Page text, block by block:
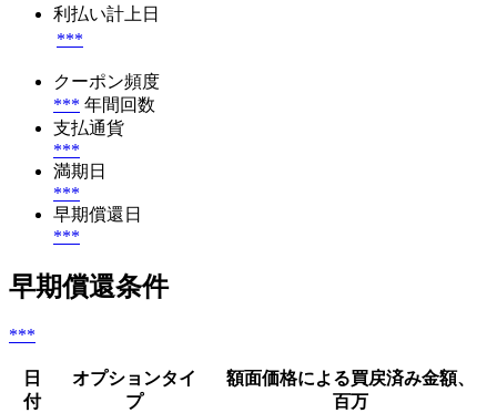
利払い計上日
***
クーポン頻度
*** 年間回数
支払通貨
***
満期日
***
早期償還日
***
早期償還条件
***
日
付
オプションタイ
プ
額面価格による買戻済み金額、
百万